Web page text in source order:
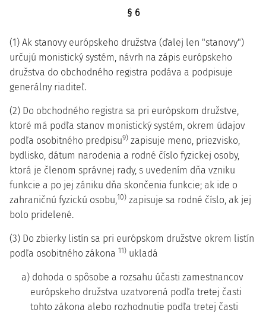
§ 6
(1) Ak stanovy európskeho družstva (ďalej len "stanovy")
určujú monistický systém, návrh na zápis európskeho
družstva do obchodného registra podáva a podpisuje
generálny riaditeľ.
(2) Do obchodného registra sa pri európskom družstve,
ktoré má podľa stanov monistický systém, okrem údajov
podľa osobitného predpisu9) zapisuje meno, priezvisko,
bydlisko, dátum narodenia a rodné číslo fyzickej osoby,
ktorá je členom správnej rady, s uvedením dňa vzniku
funkcie a po jej zániku dňa skončenia funkcie; ak ide o
zahraničnú fyzickú osobu,10) zapisuje sa rodné číslo, ak jej
bolo pridelené.
(3) Do zbierky listín sa pri európskom družstve okrem listín
podľa osobitného zákona 11) ukladá
a) dohoda o spôsobe a rozsahu účasti zamestnancov
európskeho družstva uzatvorená podľa tretej časti
tohto zákona alebo rozhodnutie podľa tretej časti